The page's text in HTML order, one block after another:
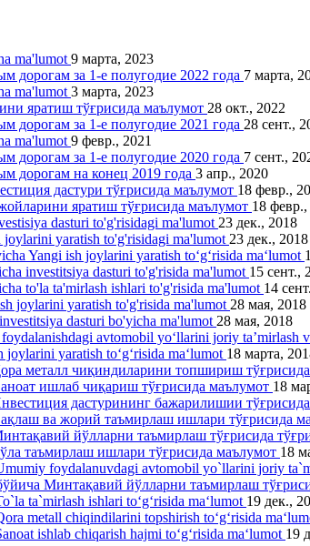
ma'lumot 9 марта, 2023
за 1-е полугодие 2022 года 7 марта,
ma'lumot 3 марта, 2023
яратиш тўғрисида маълумот 28 окт., 2022
за 1-е полугодие 2021 года 28 сент.,
ma'lumot 9 февр., 2021
за 1-е полугодие 2020 года 7 сент.,
дорогам на конец 2019 года 3 апр., 2020
дастури тўғрисида маълумот 18 февр.,
яратиш тўғрисида маълумот 18
dasturi to'g'risidagi ma'lumot 23 дек., 2018
yаratish to'g'risidagi ma'lumot 23 дек., 2018
Yangi ish joylarini yaratish to‘g‘risida ma‘lumot
investitsiya dasturi to'g'risida ma'lumot 15 сент.,
to'la ta'mirlash ishlari to'g'risida ma'lumot 14
joylarini yaratish to'g'risida ma'lumot 28 мая, 2018
dasturi bo'yicha ma'lumot 28 мая, 2018
avtomobil yo‘llarini joriy ta’mirlash
yaratish to‘g‘risida ma‘lumot 18 марта,
металл чиқиндиларини топшириш
ишлаб чиқариш тўғрисида маълумот 18
дастурининг бажарилишии
ва жорий таъмирлаш ишлари тўғрисида
йўлларни таъмирлаш тўғрисида
таъмирлаш ишлари тўғрисида маълумот 18
foydalanuvdagi avtomobil yo`llarini joriy
Минтақавий йўлларни таъмирлаш
ta`mirlash ishlari to‘g‘risida ma‘lumot 19 дек.,
metall chiqindilarini topshirish to‘g‘risida
ishlab chiqarish hajmi to‘g‘risida ma‘lumot 19